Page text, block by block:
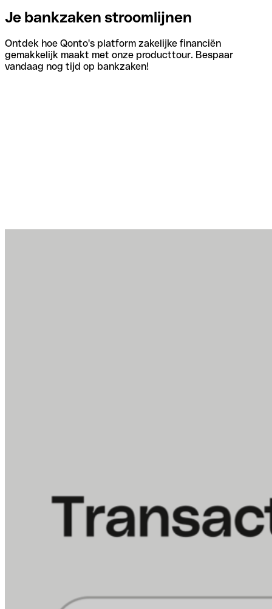
Je bankzaken stroomlijnen
Ontdek hoe Qonto's platform zakelijke financiën
gemakkelijk maakt met onze producttour. Bespaar
vandaag nog tijd op bankzaken!